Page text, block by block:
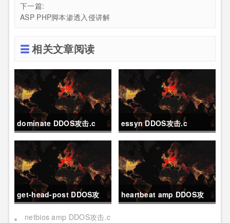
下一篇:
ASP PHP脚本渗透入侵讲解
相关文章阅读
dominate DDOS攻击.c essyn DDOS攻击.c
get-head-post DDOS攻
击.c
heartbeat amp DDOS攻
netbios amp DDOS攻击.c